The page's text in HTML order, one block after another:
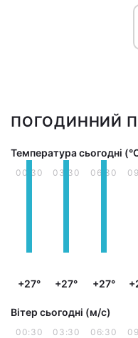
ПОГОДИННИЙ
Температура сьогодні
00:30
+27°
03:30
+27°
06:30
+27°
Вітер сьогодні (м/с)
00:30 03:30 06:30